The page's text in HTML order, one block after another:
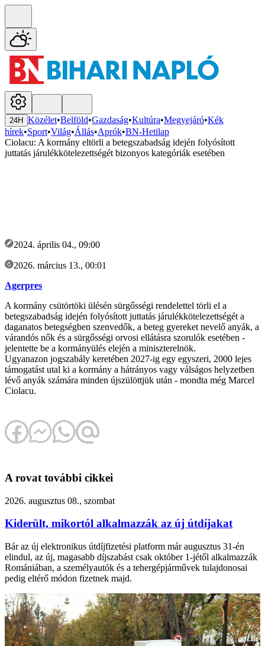
24H Közélet•Belföld•Gazdaság•Kultúra•Megyejáró•Kék
hírek•Sport•Világ•Állás•Aprók•BN-Hetilap
Ciolacu: A kormány eltörli a betegszabadság idején folyósított
juttatás járulékkötelezettségét bizonyos kategóriák esetében
2024. április 04., 09:00
2026. március 13., 00:01
Agerpres
A kormány csütörtöki ülésén sürgősségi rendelettel törli el a
betegszabadság idején folyósított juttatás járulékkötelezettségét a
daganatos betegségben szenvedők, a beteg gyereket nevelő anyák, a
várandós nők és a sürgősségi orvosi ellátásra szorulók esetében -
jelentette be a kormányülés elején a miniszterelnök.
Ugyanazon jogszabály keretében 2027-ig egy egyszeri, 2000 lejes
támogatást utal ki a kormány a hátrányos vagy válságos helyzetben
lévő anyák számára minden újszülöttjük után - mondta még Marcel
Ciolacu.
A rovat további cikkei
2026. augusztus 08., szombat
Kiderült, mikortól alkalmazzák az új útdíjakat
Bár az új elektronikus útdíjfizetési platform már augusztus 31-én
elindul, az új, magasabb díjszabást csak október 1-jétől alkalmazzák
Romániában, a személyautók és a tehergépjárművek tulajdonosai
pedig eltérő módon fizetnek majd.